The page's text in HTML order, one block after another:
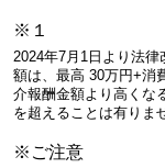
※１
2024年7月1日より法
額は、最高 30万円+消
介報酬金額より高くな
を超えることは有りま
※ご注意